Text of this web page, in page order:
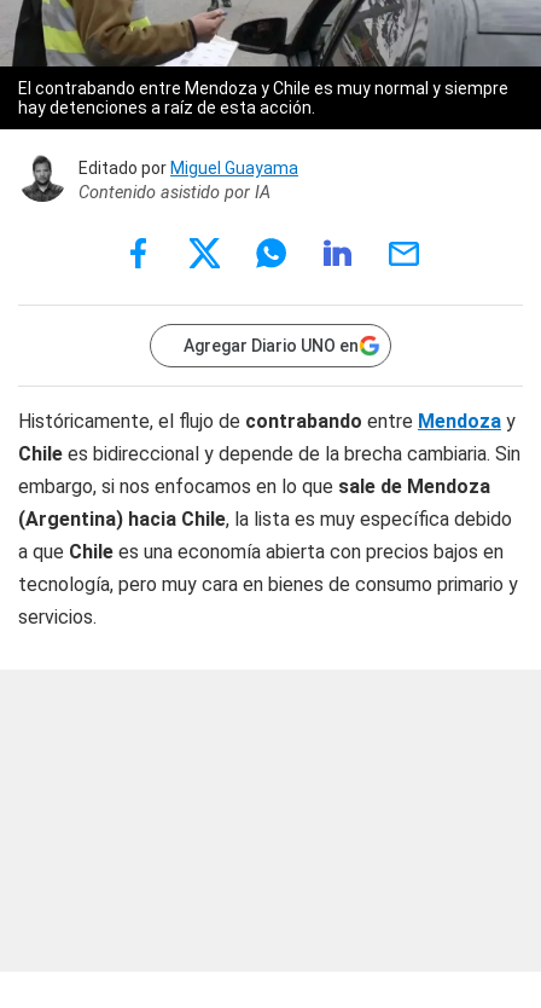
El contrabando entre Mendoza y Chile es muy normal y siempre
hay detenciones a raíz de esta acción.
Editado porMiguel Guayama
Contenido asistido por IA
Agregar Diario UNO en
Históricamente, el flujo de contrabando entre Mendoza y
Chile es bidireccional y depende de la brecha cambiaria. Sin
embargo, si nos enfocamos en lo que sale de Mendoza
(Argentina) hacia Chile, la lista es muy específica debido
a que Chile es una economía abierta con precios bajos en
tecnología, pero muy cara en bienes de consumo primario y
servicios.